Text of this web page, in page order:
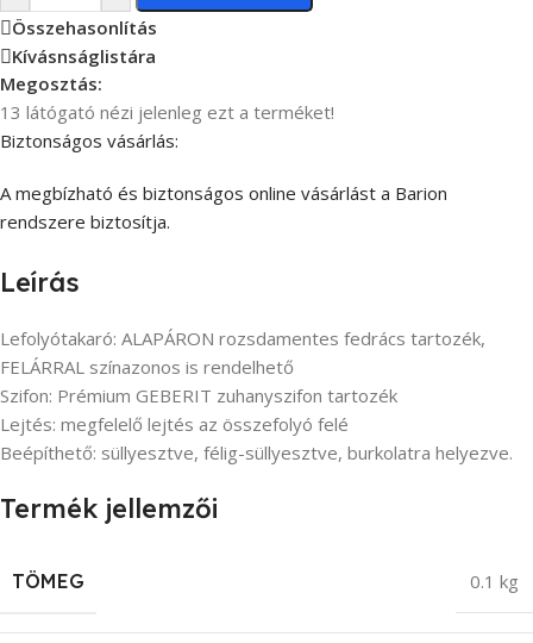
Összehasonlítás
Kívásnságlistára
Megosztás:
13 látógató nézi jelenleg ezt a terméket!
Biztonságos vásárlás:
A megbízható és biztonságos online vásárlást a Barion
rendszere biztosítja.
Leírás
Lefolyótakaró: ALAPÁRON rozsdamentes fedrács tartozék,
FELÁRRAL színazonos is rendelhető
Szifon: Prémium GEBERIT zuhanyszifon tartozék
Lejtés: megfelelő lejtés az összefolyó felé
Beépíthető: süllyesztve, félig-süllyesztve, burkolatra helyezve.
Termék jellemzői
TÖMEG 0.1 kg